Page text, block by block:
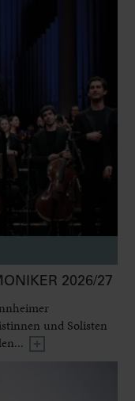
2026/27
und Solisten